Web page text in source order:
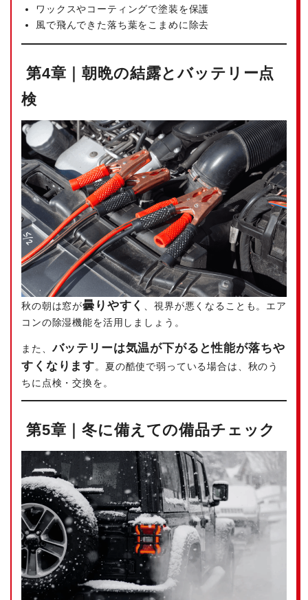
ワックスやコーティングで塗装を保護
風で飛んできた落ち葉をこまめに除去
第4章｜朝晩の結露とバッテリー点
検
秋の朝は窓が曇りやすく 、視界が悪くなることも。エア
コンの除湿機能を活用しましょう。
また、バッテリーは気温が下がると性能が落ちや
すくなります。夏の酷使で弱っている場合は、秋のう
ちに点検・交換を。
第5章｜冬に備えての備品チェック